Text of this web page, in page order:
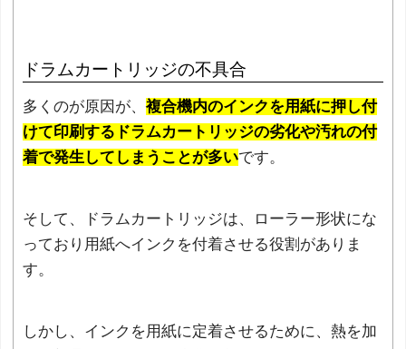
ドラムカートリッジの不具合
多くのが原因が、 複合機内のインクを用紙に押し付
けて印刷するドラムカートリッジの劣化や汚れの付
着で発生してしまうことが多いです。
そして、ドラムカートリッジは、ローラー形状にな
っており用紙へインクを付着させる役割がありま
す。
しかし、インクを用紙に定着させるために、熱を加